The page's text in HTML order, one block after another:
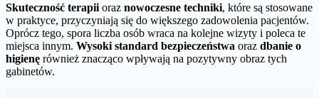
Skuteczność terapii oraz nowoczesne techniki, które są stosowane
w praktyce, przyczyniają się do większego zadowolenia pacjentów.
Oprócz tego, spora liczba osób wraca na kolejne wizyty i poleca te
miejsca innym. Wysoki standard bezpieczeństwa oraz dbanie o
higienę również znacząco wpływają na pozytywny obraz tych
gabinetów.